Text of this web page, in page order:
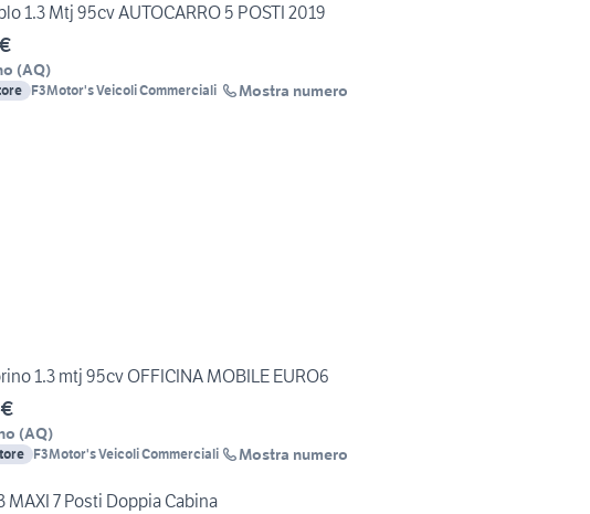
1.3 Mtj 95cv AUTOCARRO 5 POSTI 2019
(AQ)
F3Motor's Veicoli Commerciali Mostra numero
1.3 mtj 95cv OFFICINA MOBILE EURO6
(AQ)
F3Motor's Veicoli Commerciali Mostra numero
MAXI 7 Posti Doppia Cabina